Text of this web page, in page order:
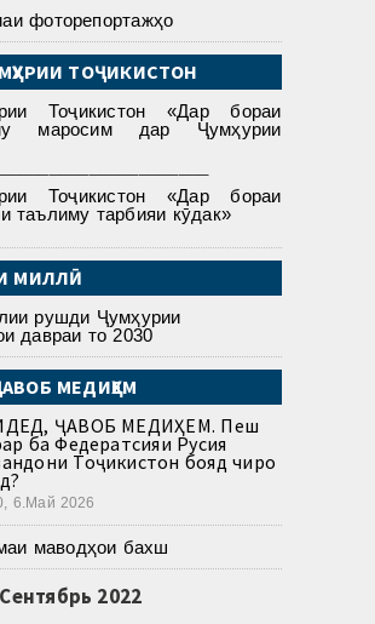
фоторепортажҳо
ТОҶИКИСТОН
Тоҷикистон «Дар бораи
маросим дар Ҷумҳурии
Тоҷикистон «Дар бораи
таълиму тарбияи кӯдак»
МИЛЛӢ
рушди Ҷумҳурии
давраи то 2030
МЕДИҲЕМ
ҶАВОБ МЕДИҲЕМ. Пеш
ба Федератсияи Русия
Тоҷикистон бояд чиро
6.Май 2026
маводҳои бахш
Сентябрь 2022